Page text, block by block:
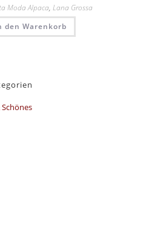
Moda Alpaca, Lana Grossa
den Warenkorb